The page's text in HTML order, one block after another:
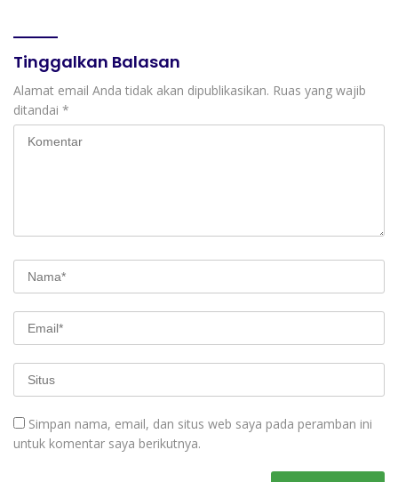
Tinggalkan Balasan
Alamat email Anda tidak akan dipublikasikan. Ruas yang wajib
ditandai *
Simpan nama, email, dan situs web saya pada peramban ini
untuk komentar saya berikutnya.